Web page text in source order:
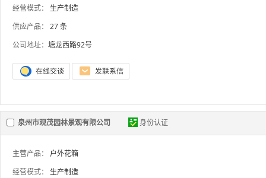
经营模式：
生产制造
供应产品：
27 条
公司地址： 塘龙西路92号
泉州市观茂园林景观有限公司 身份认证
主营产品：
户外花箱
经营模式：
生产制造